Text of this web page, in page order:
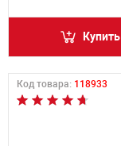
Купить
Код товара: 118933